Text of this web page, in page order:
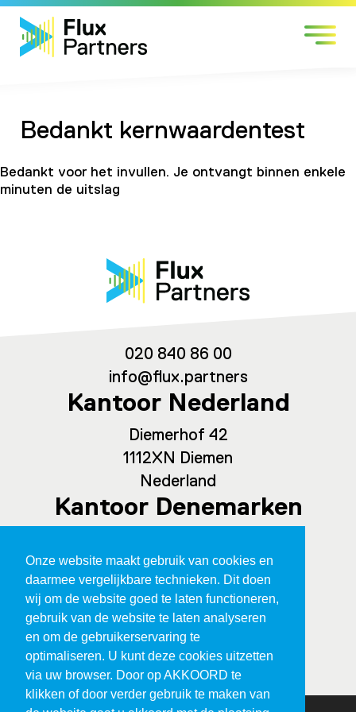
Onze website maakt gebruik van cookies en
daarmee vergelijkbare technieken. Dit doen
wij om de website goed te laten functioneren,
gebruik van de website te laten analyseren
en om de gebruikerservaring te
optimaliseren. U kunt deze cookies uitzetten
via uw browser. Door op AKKOORD te
klikken of door verder gebruik te maken van
Skip
to
content
Markten
Expertises
Contact
Bedankt kernwaardentest
Bedankt voor het invullen. Je ontvangt binnen enkele
minuten de uitslag
020 840 86 00
info@flux.partners
Kantoor Nederland
Diemerhof 42
1112XN Diemen
Nederland
Kantoor Denemarken
209
1760 Kopenhagen
Denemarken